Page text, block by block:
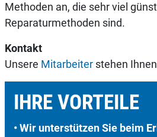
Methoden an, die sehr viel
Reparaturmethoden sind.
Kontakt
Unsere Mitarbeiterstehen
IHRE VORTEILE
• Wir unterstützen Sie beim